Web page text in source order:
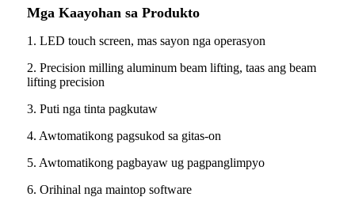
Mga Kaayohan sa Produkto
1. LED touch screen, mas sayon ​​nga operasyon
2. Precision milling aluminum beam lifting, taas ang beam
lifting precision
3. Puti nga tinta pagkutaw
4. Awtomatikong pagsukod sa gitas-on
5. Awtomatikong pagbayaw ug pagpanglimpyo
6. Orihinal nga maintop software